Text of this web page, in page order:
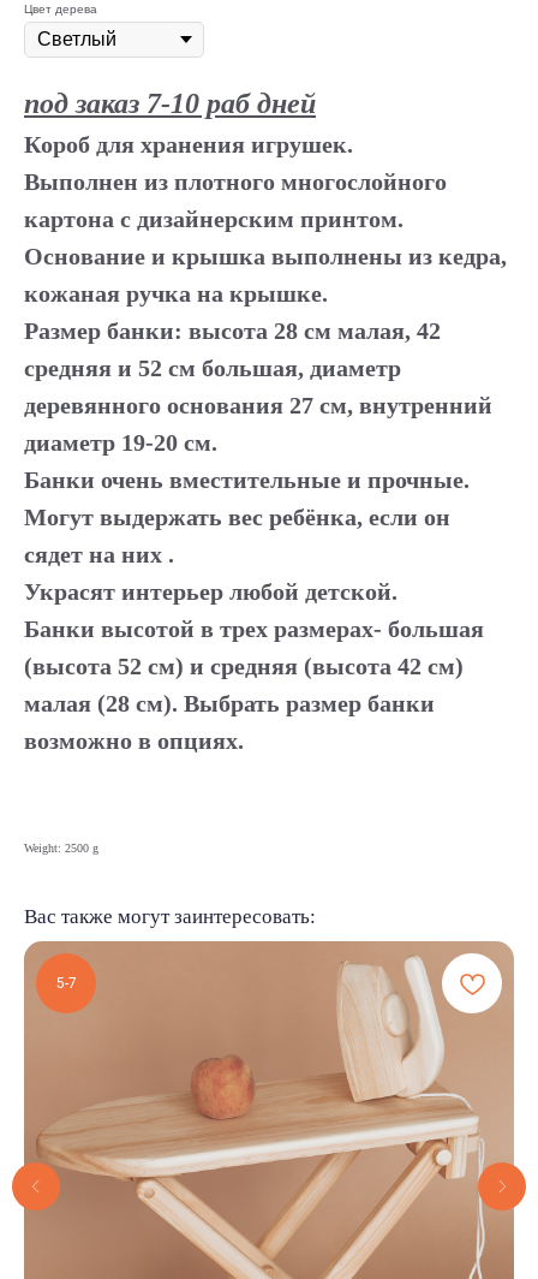
Цвет дерева
под заказ 7-10 раб дней
Короб для хранения игрушек.
Выполнен из плотного многослойного
картона с дизайнерским принтом.
Основание и крышка выполнены из кедра,
кожаная ручка на крышке.
Размер банки: высота 28 см малая, 42
средняя и 52 см большая, диаметр
деревянного основания 27 см, внутренний
диаметр 19-20 см.
Банки очень вместительные и прочные.
Могут выдержать вес ребёнка, если он
сядет на них .
Украсят интерьер любой детской.
Банки высотой в трех размерах- большая
(высота 52 см) и средняя (высота 42 см)
малая (28 см). Выбрать размер банки
возможно в опциях.
Weight: 2500 g
Вас также могут заинтересовать:
5-7